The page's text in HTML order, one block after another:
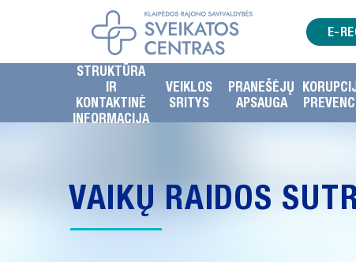
E-
STRUKTŪRA
IR
KONTAKTINĖ
INFORMACIJA
VEIKLOS
SRITYS
PRANEŠĖJŲ
APSAUGA
VAIKŲ RAIDOS